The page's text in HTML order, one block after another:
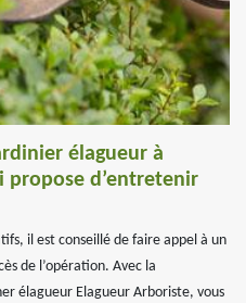
élagueur à
propose d’entretenir
il est conseillé de faire appel à un
de l’opération. Avec la
élagueur Elagueur Arboriste, vous